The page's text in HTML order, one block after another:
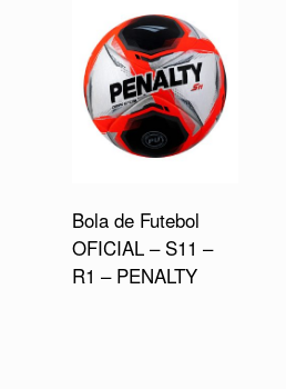
Bola de Futebol
OFICIAL – S11 –
R1 – PENALTY